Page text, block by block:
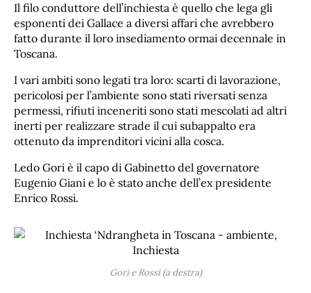
Il filo conduttore dell’inchiesta è quello che lega gli
esponenti dei Gallace a diversi affari che avrebbero
fatto durante il loro insediamento ormai decennale in
Toscana.
I vari ambiti sono legati tra loro: scarti di lavorazione,
pericolosi per l’ambiente sono stati riversati senza
permessi, rifiuti inceneriti sono stati mescolati ad altri
inerti per realizzare strade il cui subappalto era
ottenuto da imprenditori vicini alla cosca.
Ledo Gori è il capo di Gabinetto del governatore
Eugenio Giani e lo è stato anche dell’ex presidente
Enrico Rossi.
Gori e Rossi (a destra)